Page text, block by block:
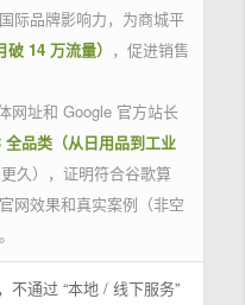
际品牌影响力，为商城平
14 万流量） ，促进销售
网址和 Google 官方站长
品类（从日用品到工业
久），证明符合谷歌算
网效果和真实案例（非空
不通过 “本地 / 线下服务”